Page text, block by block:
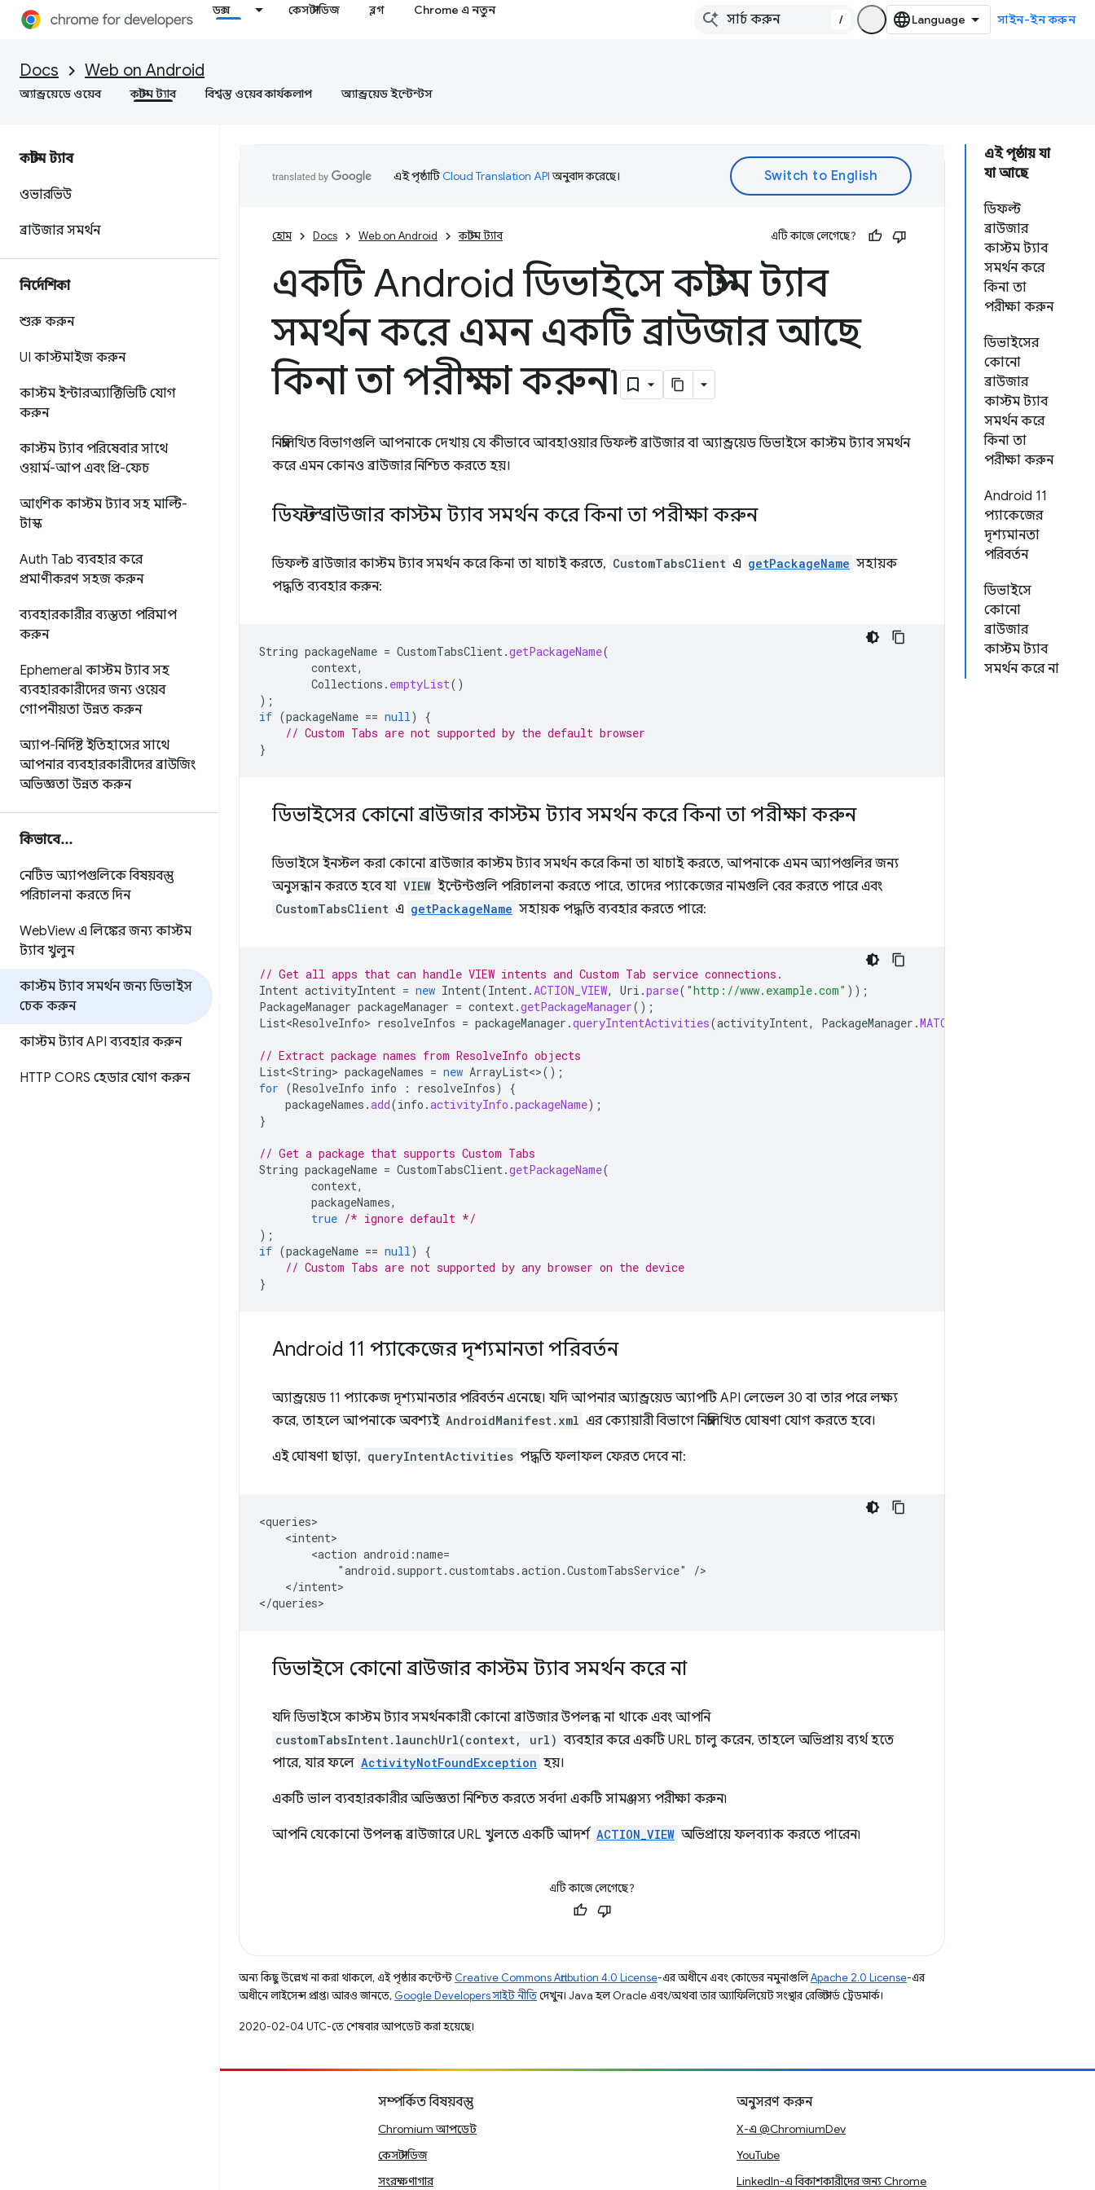
ডক্স কেস স্টাডিজ ব্লগ Chrome এ নতুন
/ সাইন-ইন করুন
Docs Web on Android
অ্যান্ড্রয়েডে ওয়েব কাস্টম ট্যাব বিশ্বস্ত ওয়েব কার্যকলাপ অ্যান্ড্রয়েড ইন্টেন্টস
কাস্টম ট্যাব
ওভারভিউ
ব্রাউজার সমর্থন
নির্দেশিকা
শুরু করুন
UI কাস্টমাইজ করুন
কাস্টম ইন্টারঅ্যাক্টিভিটি যোগ
করুন
কাস্টম ট্যাব পরিষেবার সাথে
ওয়ার্ম-আপ এবং প্রি-ফেচ
আংশিক কাস্টম ট্যাব সহ মাল্টি-
টাস্ক
Auth Tab ব্যবহার করে
প্রমাণীকরণ সহজ করুন
ব্যবহারকারীর ব্যস্ততা পরিমাপ
করুন
Ephemeral কাস্টম ট্যাব সহ
ব্যবহারকারীদের জন্য ওয়েব
গোপনীয়তা উন্নত করুন
অ্যাপ-নির্দিষ্ট ইতিহাসের সাথে
আপনার ব্যবহারকারীদের ব্রাউজিং
অভিজ্ঞতা উন্নত করুন
কিভাবে...
নেটিভ অ্যাপগুলিকে বিষয়বস্তু
পরিচালনা করতে দিন
WebView এ লিঙ্কের জন্য কাস্টম
ট্যাব খুলুন
কাস্টম ট্যাব সমর্থন জন্য ডিভাইস
চেক করুন
কাস্টম ট্যাব API ব্যবহার করুন
HTTP CORS হেডার যোগ করুন
এই পৃষ্ঠায় যা
যা আছে
ডিফল্ট
ব্রাউজার
কাস্টম ট্যাব
সমর্থন করে
কিনা তা
পরীক্ষা করুন
ডিভাইসের
কোনো
ব্রাউজার
কাস্টম ট্যাব
সমর্থন করে
কিনা তা
পরীক্ষা করুন
Android 11
প্যাকেজের
দৃশ্যমানতা
পরিবর্তন
ডিভাইসে
কোনো
ব্রাউজার
কাস্টম ট্যাব
সমর্থন করে না
এই পৃষ্ঠাটিCloud Translation APIঅনুবাদ করেছে।
হোম Docs Web on Android কাস্টম ট্যাব এটি কাজে লেগেছে?
একটি Android ডিভাইসে কাস্টম ট্যাব
সমর্থন করে এমন একটি ব্রাউজার আছে
কিনা তা পরীক্ষা করুন৷
নিম্নলিখিত বিভাগগুলি আপনাকে দেখায় যে কীভাবে আবহাওয়ার ডিফল্ট ব্রাউজার বা অ্যান্ড্রয়েড ডিভাইসে কাস্টম ট্যাব সমর্থন
করে এমন কোনও ব্রাউজার নিশ্চিত করতে হয়।
ডিফল্ট ব্রাউজার কাস্টম ট্যাব সমর্থন করে কিনা তা পরীক্ষা করুন
ডিফল্ট ব্রাউজার কাস্টম ট্যাব সমর্থন করে কিনা তা যাচাই করতে, CustomTabsClient এ getPackageName সহায়ক
পদ্ধতি ব্যবহার করুন:
String packageName = CustomTabsClient.getPackageName(
context,
Collections . emptyList()
);
if (packageName == null)
{
// Custom Tabs are not supported by the default browser
}
ডিভাইসের কোনো ব্রাউজার কাস্টম ট্যাব সমর্থন করে কিনা তা পরীক্ষা করুন
ডিভাইসে ইনস্টল করা কোনো ব্রাউজার কাস্টম ট্যাব সমর্থন করে কিনা তা যাচাই করতে, আপনাকে এমন অ্যাপগুলির জন্য
অনুসন্ধান করতে হবে যা VIEW ইন্টেন্টগুলি পরিচালনা করতে পারে, তাদের প্যাকেজের নামগুলি বের করতে পারে এবং
CustomTabsClient এ getPackageName সহায়ক পদ্ধতি ব্যবহার করতে পারে:
// Get all apps that can handle VIEW intents and Custom Tab service connections.
Intent activityIntent = new Intent(Intent.ACTION_VIEW, Uri .parse( "http://www.example.com" ));
PackageManager packageManager = context.getPackageManager();
List<ResolveInfo> resolveInfos = packageManager .queryIntentActivities(activityIntent, PackageManager .MATCH_ALL
// Extract package names from ResolveInfo objects
List<String> packageNames = new ArrayList<>();
for (ResolveInfo info : resolveInfos)
{
packageNames .add(info .activityInfo .packageName);
}
// Get a package that supports Custom Tabs
String packageName = CustomTabsClient.getPackageName(
context,
packageNames,
true /* ignore default */
);
if (packageName == null)
{
// Custom Tabs are not supported by any browser on the device
}
Android 11 প্যাকেজের দৃশ্যমানতা পরিবর্তন
অ্যান্ড্রয়েড 11 প্যাকেজ দৃশ্যমানতার পরিবর্তন এনেছে। যদি আপনার অ্যান্ড্রয়েড অ্যাপটি API লেভেল 30 বা তার পরে লক্ষ্য
করে, তাহলে আপনাকে অবশ্যই AndroidManifest.xml এর ক্যোয়ারী বিভাগে নিম্নলিখিত ঘোষণা যোগ করতে হবে।
এই ঘোষণা ছাড়া, queryIntentActivities পদ্ধতি ফলাফল ফেরত দেবে না:
<action
"android.support.customtabs.action.CustomTabsService"
</intent>
ডিভাইসে কোনো ব্রাউজার কাস্টম ট্যাব সমর্থন করে না
যদি ডিভাইসে কাস্টম ট্যাব সমর্থনকারী কোনো ব্রাউজার উপলব্ধ না থাকে এবং আপনি
customTabsIntent.launchUrl(context, url) ব্যবহার করে একটি URL চালু করেন, তাহলে অভিপ্রায় ব্যর্থ হতে
পারে, যার ফলে ActivityNotFoundException হয়।
একটি ভাল ব্যবহারকারীর অভিজ্ঞতা নিশ্চিত করতে সর্বদা একটি সামঞ্জস্য পরীক্ষা করুন৷
আপনি যেকোনো উপলব্ধ ব্রাউজারে URL খুলতে একটি আদর্শ ACTION_VIEW অভিপ্রায়ে ফলব্যাক করতে পারেন৷
এটি কাজে লেগেছে?
অন্য কিছু উল্লেখ না করা থাকলে, এই পৃষ্ঠার কন্টেন্ট Creative Commons Attribution 4.0 License-এর অধীনে এবং কোডের নমুনাগুলিApache 2.0 License-এর
অধীনে লাইসেন্স প্রাপ্ত। আরও জানতে, Google Developers সাইট নীতিদেখুন। Java হল Oracle এবং/অথবা তার অ্যাফিলিয়েট সংস্থার রেজিস্টার্ড ট্রেডমার্ক।
2020-02-04 UTC-তে শেষবার আপডেট করা হয়েছে।
সম্পর্কিত বিষয়বস্তু
Chromium আপডেট
কেস স্টাডিজ
সংরক্ষণাগার
অনুসরণ করুন
X-এ @ChromiumDev
YouTube
LinkedIn-এ বিকাশকারীদের জন্য Chrome